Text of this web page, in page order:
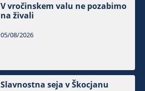
V vročinskem valu ne pozabimo
na živali
05/08/2026
Slavnostna seja v Škocjanu